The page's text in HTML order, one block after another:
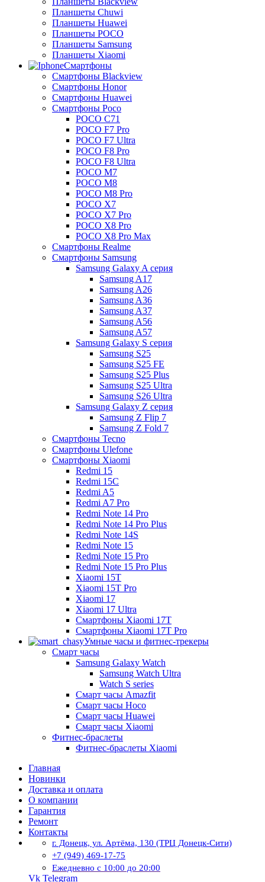
Планшеты Chuwi
Планшеты Huawei
Планшеты POCO
Планшеты Samsung
Планшеты Xiaomi
Смартфоны
Смартфоны Blackview
Смартфоны Honor
Смартфоны Huawei
Смартфоны Poco
POCO C71
POCO F7 Pro
POCO F7 Ultra
POCO F8 Pro
POCO F8 Ultra
POCO M7
POCO M8
POCO M8 Pro
POCO X7
POCO X7 Pro
POCO X8 Pro
POCO X8 Pro Max
Смартфоны Realme
Смартфоны Samsung
Samsung Galaxy A серия
Samsung A17
Samsung A26
Samsung A36
Samsung A37
Samsung A56
Samsung A57
Samsung Galaxy S серия
Samsung S25
Samsung S25 FE
Samsung S25 Plus
Samsung S25 Ultra
Samsung S26 Ultra
Samsung Galaxy Z серия
Samsung Z Flip 7
Samsung Z Fold 7
Смартфоны Tecno
Смартфоны Ulefone
Смартфоны Xiaomi
Redmi 15
Redmi 15C
Redmi A5
Redmi A7 Pro
Redmi Note 14 Pro
Redmi Note 14 Pro Plus
Redmi Note 14S
Redmi Note 15
Redmi Note 15 Pro
Redmi Note 15 Pro Plus
Xiaomi 15T
Xiaomi 15T Pro
Xiaomi 17
Xiaomi 17 Ultra
Смартфоны Xiaomi 17Т
Смартфоны Xiaomi 17Т Pro
Умные часы и фитнес-трекеры
Смарт часы
Samsung Galaxy Watch
Samsung Watch Ultra
Watch S series
Смарт часы Amazfit
Смарт часы Hoco
Смарт часы Huawei
Смарт часы Xiaomi
Фитнес-браслеты
Фитнес-браслеты Xiaomi
Главная
Новинки
Доставка и оплата
О компании
Гарантия
Ремонт
Контакты
г. Донецк, ул. Артёма, 130 (ТРЦ Донецк-Сити)
+7 (949) 469-17-75
Ежедневно с 10:00 до 20:00
Vk Telegram